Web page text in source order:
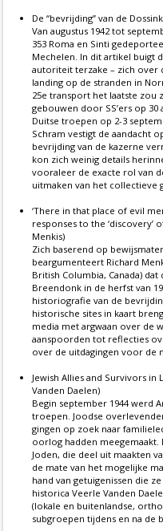
De “bevrijding” van de
Van augustus 1942 tot
353 Roma en Sinti
Mechelen. In dit artikel buigt
autoriteit terzake – zich over
landing op de stranden in
25e transport het laatste zou
gebouwen door SS’ers op
Duitse troepen op 2-3
Schram vestigt de aandacht
bevrijding van de kazerne
kon zich weinig details
vooraleer de exacte rol van
uitmaken van het collectieve
‘There in that place of evil
responses to the ‘discovery’
Menkis)
Zich baserend op
beargumenteert Richard
British Columbia, Canada)
Breendonk in de herfst van
historiografie van de
historische sites in kaart
media met argwaan over de
aanspoorden tot reflecties
over de uitdagingen voor de
Jewish Allies and Survivors in
Vanden Daelen)
Begin september 1944 werd
troepen. Joodse
gingen op zoek naar
oorlog hadden
Joden, die deel uit maakten
de mate van het mogelijke
hand van getuigenissen die
historica Veerle Vanden
(lokale en buitenlandse,
subgroepen tijdens en na de